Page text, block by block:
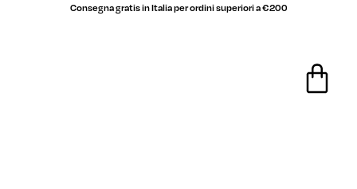
Consegna gratis in Italia per ordini superiori a €200